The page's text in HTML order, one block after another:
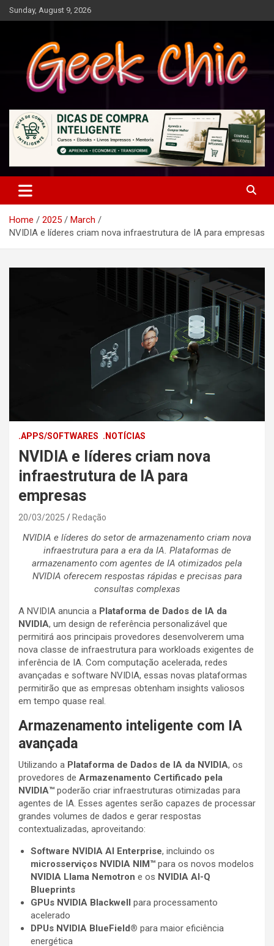
Skip
to
Sunday, August 9, 2026
Geek Chic
Home 2025
March
NVIDIA e líderes criam nova infraestrutura de IA para empresas
.APPS/SOFTWARES .NOTÍCIAS
NVIDIA e líderes criam nova
infraestrutura de IA para
empresas
20/03/2025 Redação
NVIDIA e líderes do setor de armazenamento criam nova
infraestrutura para a era da IA. Plataformas de
armazenamento com agentes de IA otimizados pela
NVIDIA oferecem respostas rápidas e precisas para
consultas complexas
A NVIDIA anuncia a Plataforma de Dados de IA da
NVIDIA, um design de referência personalizável que
permitirá aos principais provedores desenvolverem uma
nova classe de infraestrutura para workloads exigentes de
inferência de IA. Com computação acelerada, redes
avançadas e software NVIDIA, essas novas plataformas
permitirão que as empresas obtenham insights valiosos
em tempo quase real.
Armazenamento inteligente com IA
avançada
Utilizando a Plataforma de Dados de IA da NVIDIA, os
provedores de Armazenamento Certificado pela
NVIDIA™ poderão criar infraestruturas otimizadas para
agentes de IA. Esses agentes serão capazes de processar
grandes volumes de dados e gerar respostas
contextualizadas, aproveitando:
Software NVIDIA AI Enterprise, incluindo os
microsserviços NVIDIA NIM™ para os novos modelos
NVIDIA Llama Nemotron e os NVIDIA AI-Q
Blueprints
GPUs NVIDIA Blackwell para processamento
acelerado
DPUs NVIDIA BlueField® para maior eficiência
energética